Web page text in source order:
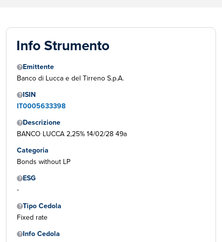
Info Strumento
Emittente
Banco di Lucca e del Tirreno S.p.A.
ISIN
IT0005633398
Descrizione
BANCO LUCCA 2,25% 14/02/28 49a
Categoria
Bonds without LP
ESG
-
Tipo Cedola
Fixed rate
Info Cedola